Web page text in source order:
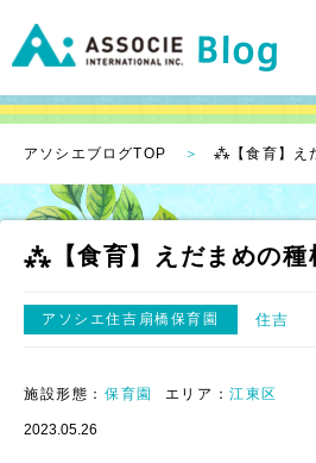
アソシエブログTOP ⁂【食育】え
⁂【食育】えだまめの種
アソシエ住吉扇橋保育園 住吉
施設形態： 保育園 エリア：江東区
2023.05.26